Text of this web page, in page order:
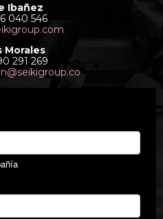
Ibañez
040 546
Morales
291 269